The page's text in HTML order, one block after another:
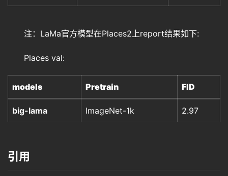
注：LaMa官方模型在Places2上report结果如下:
Places val:
models Pretrain FID
big-lama ImageNet-1k 2.97
引用